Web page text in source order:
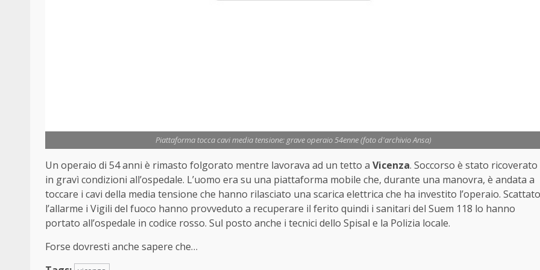
Piattaforma tocca cavi media tensione: grave operaio 54enne (foto d'archivio Ansa)
Un operaio di 54 anni è rimasto folgorato mentre lavorava ad un tetto a Vicenza. Soccorso è stato ricoverato
in gravì condizioni all’ospedale. L’uomo era su una piattaforma mobile che, durante una manovra, è andata a
toccare i cavi della media tensione che hanno rilasciato una scarica elettrica che ha investito l’operaio. Scattato
l’allarme i Vigili del fuoco hanno provveduto a recuperare il ferito quindi i sanitari del Suem 118 lo hanno
portato all’ospedale in codice rosso. Sul posto anche i tecnici dello Spisal e la Polizia locale.
Forse dovresti anche sapere che…